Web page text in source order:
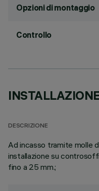
Opzioni di montaggio
Controllo
DESCRIZIONE
Ad incasso tramite molle
installazione su
fino a 25 mm.;